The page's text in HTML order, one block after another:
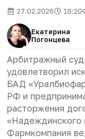
27.02.2026 18:20
Екатерина
Погонцева
Арбитражный
удовлетворил
БАД
РФ и
расторжения
«Надеждинского
Фармкомпания